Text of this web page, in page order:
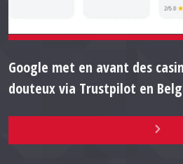
Google met en avant des
douteux via Trustpilot en